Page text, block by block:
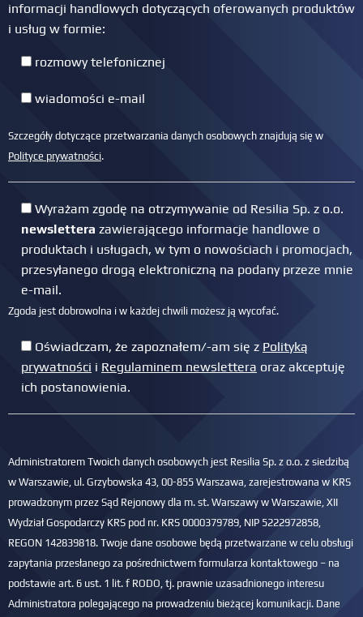
informacji handlowych dotyczących oferowanych produktów
i usług w formie:
rozmowy telefonicznej
wiadomości e-mail
Szczegóły dotyczące przetwarzania danych osobowych znajdują się w
Polityce prywatności.
Wyrażam zgodę na otrzymywanie od Resilia Sp. z o.o.
newslettera zawierającego informacje handlowe o
produktach i usługach, w tym o nowościach i promocjach,
przesyłanego drogą elektroniczną na podany przeze mnie
e-mail.
Zgoda jest dobrowolna i w każdej chwili możesz ją wycofać.
Oświadczam, że zapoznałem/-am się z Polityką
prywatności i Regulaminem newslettera oraz akceptuję
ich postanowienia.
Administratorem Twoich danych osobowych jest Resilia Sp. z o.o. z siedzibą
w Warszawie, ul. Grzybowska 43, 00-855 Warszawa, zarejestrowana w KRS
prowadzonym przez Sąd Rejonowy dla m. st. Warszawy w Warszawie, XII
Wydział Gospodarczy KRS pod nr. KRS 0000379789, NIP 5222972858,
REGON 142839818. Twoje dane osobowe będą przetwarzane w celu obsługi
zapytania przesłanego za pośrednictwem formularza kontaktowego – na
podstawie art. 6 ust. 1 lit. f RODO, tj. prawnie uzasadnionego interesu
Administratora polegającego na prowadzeniu bieżącej komunikacji. Dane